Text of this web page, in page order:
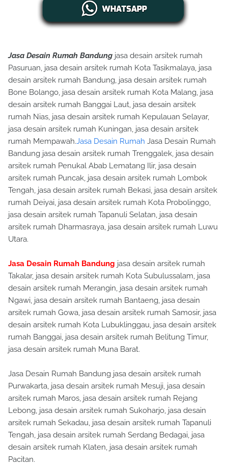
Jasa Desain Rumah Bandung jasa desain arsitek rumah
Pasuruan, jasa desain arsitek rumah Kota Tasikmalaya, jasa
desain arsitek rumah Bandung, jasa desain arsitek rumah
Bone Bolango, jasa desain arsitek rumah Kota Malang, jasa
desain arsitek rumah Banggai Laut, jasa desain arsitek
rumah Nias, jasa desain arsitek rumah Kepulauan Selayar,
jasa desain arsitek rumah Kuningan, jasa desain arsitek
rumah Mempawah.Jasa Desain Rumah Jasa Desain Rumah
Bandung jasa desain arsitek rumah Trenggalek, jasa desain
arsitek rumah Penukal Abab Lematang Ilir, jasa desain
arsitek rumah Puncak, jasa desain arsitek rumah Lombok
Tengah, jasa desain arsitek rumah Bekasi, jasa desain arsitek
rumah Deiyai, jasa desain arsitek rumah Kota Probolinggo,
jasa desain arsitek rumah Tapanuli Selatan, jasa desain
arsitek rumah Dharmasraya, jasa desain arsitek rumah Luwu
Utara.
Jasa Desain Rumah Bandung jasa desain arsitek rumah
Takalar, jasa desain arsitek rumah Kota Subulussalam, jasa
desain arsitek rumah Merangin, jasa desain arsitek rumah
Ngawi, jasa desain arsitek rumah Bantaeng, jasa desain
arsitek rumah Gowa, jasa desain arsitek rumah Samosir, jasa
desain arsitek rumah Kota Lubuklinggau, jasa desain arsitek
rumah Banggai, jasa desain arsitek rumah Belitung Timur,
jasa desain arsitek rumah Muna Barat.
Jasa Desain Rumah Bandung jasa desain arsitek rumah
Purwakarta, jasa desain arsitek rumah Mesuji, jasa desain
arsitek rumah Maros, jasa desain arsitek rumah Rejang
Lebong, jasa desain arsitek rumah Sukoharjo, jasa desain
arsitek rumah Sekadau, jasa desain arsitek rumah Tapanuli
Tengah, jasa desain arsitek rumah Serdang Bedagai, jasa
desain arsitek rumah Klaten, jasa desain arsitek rumah
Pacitan.